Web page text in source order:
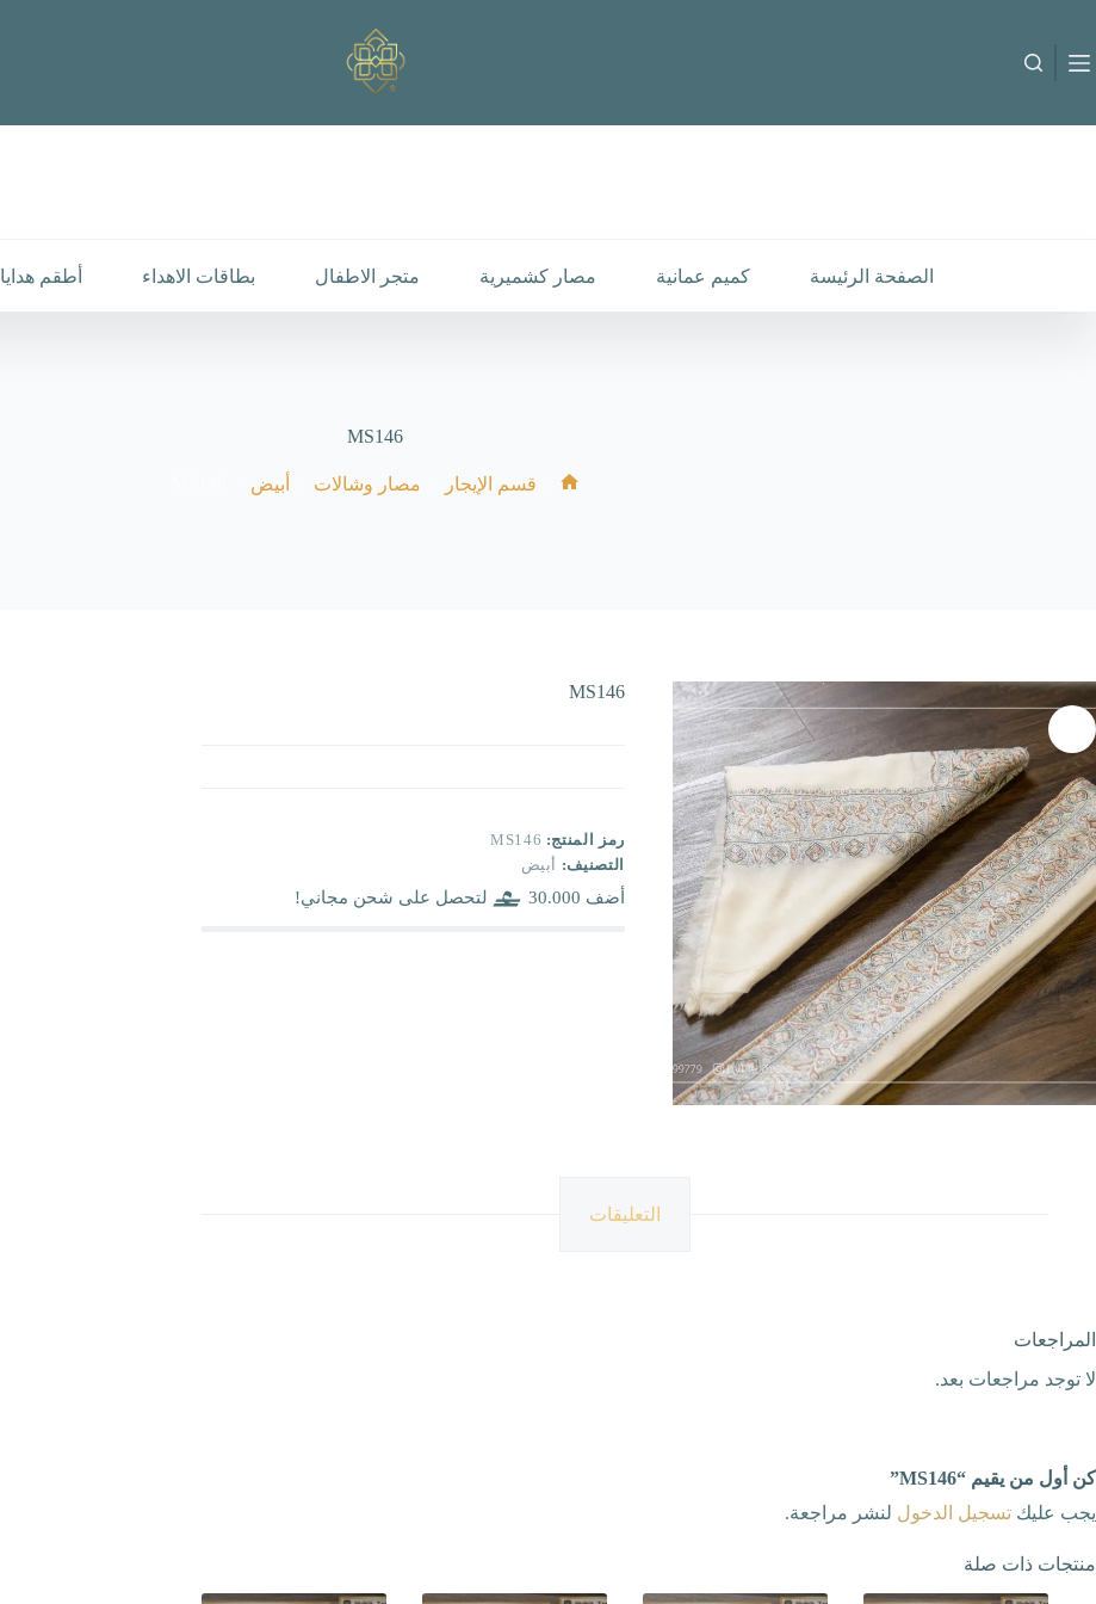
المحتوى
الصفحة الرئيسة كميم عمانية مصار كشميرية متجر الاطفال بطاقات الاهداء أطقم هدايا
MS146
قسم الإيجار مصار وشالات أبيض
MS146
رمز المنتج: MS146
التصنيف: أبيض
أضف 30.000 لتحصل على شحن مجاني!
التعليقات
المراجعات
لا توجد مراجعات بعد.
كن أول من يقيم “MS146”
يجب عليك تسجيل الدخول لنشر مراجعة.
منتجات ذات صلة